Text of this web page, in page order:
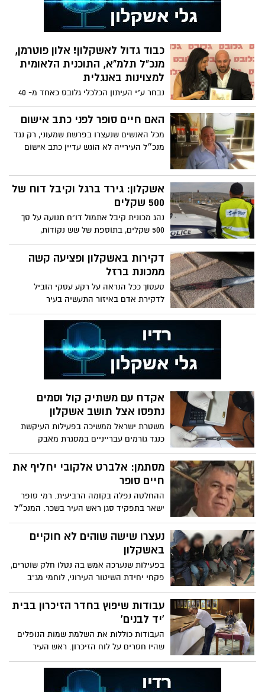
כבוד גדול לאשקלון! אלון פוטרמן,
מנכ"ל תלמ"א, התוכנית הלאומית
למצוינות באנגלית
נבחר ע"י העיתון הכלכלי גלובס כאחד מ- 40
האנשים הצעירים המובילים מתחת לגיל 40
האם חיים סופר לפני כתב אישום
מכל האנשים שנעצרו בפרשת שמעוני, רק נגד
מנכ״ל העירייה לא הוגש עדיין כתב אישום
אשקלון: גירד ברגל וקיבל דוח של
500 שקלים
נהג מכונית קיבל אתמול דו"ח תנועה על סך
500 שקלים, בתוספת של שש נקודות,
כשלטענתו רק גירד את רגלו כשעצר באור
אדום ברמזור בצומת אשקלון
דקירות באשקלון ופציעה קשה
ממכונת ברזל
סעסוך ככל הנראה על רקע עסקי הוביל
לדקירת אדם באיזור התעשיה בעיר
אקדח עם משתיק קול וסמים
נתפסו אצל תושב אשקלון
משטרת ישראל ממשיכה בפעילות העיקשת
כנגד גורמים עברייניים במסגרת מאבק
במחוללי פשיעה שונים
מסתמן: אלברט אלקובי יחליף את
חיים סופר
ההחלטה נפלה בקומה הרביעית. רמי סופר
ישאר בתפקיד סגן ראש העיר בשכר. המנכ״ל
בחופשת מחלה
נעצרו שישה שוהים לא חוקיים
באשקלון
בפעילות שנערכה אמש בה נטלו חלק שוטרים,
פקחי יחידת השיטור העירוני, לוחמי מג"ב
ו"יואב", נבדקו עשרות חשודים ביניהם
מעסיקים ומלין. "נמשיך בפעילות למען ביטחון
התושבים בדרום", נמסר מהמשטרה.
עבודות שיפוץ בחדר הזיכרון בבית
'יד לבנים'
העבודות כוללות את השלמת שמות הנופלים
שהיו חסרים על לוח הזיכרון. ראש העיר
בפועל, תומר גלאם: "הנחיתי שהחדר המחודש
יעמוד כבר בזמן הקרוב לרשות המשפחות,
ויעניק את הכבוד הראוי למי שמסרו את